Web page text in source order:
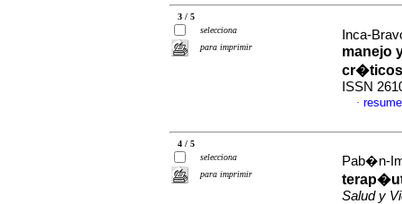
3 / 5
selecciona
para imprimir
Inca-
manejo
cr�ticos
ISSN
·
4 / 5
selecciona
para imprimir
Pab�n-
Salud y